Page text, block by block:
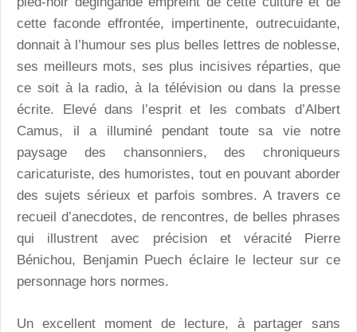
cette faconde effrontée, impertinente, outrecuidante,
donnait à l’humour ses plus belles lettres de noblesse,
ses meilleurs mots, ses plus incisives réparties, que
ce soit à la radio, à la télévision ou dans la presse
écrite. Elevé dans l’esprit et les combats d’Albert
Camus, il a illuminé pendant toute sa vie notre
paysage des chansonniers, des chroniqueurs
caricaturiste, des humoristes, tout en pouvant aborder
des sujets sérieux et parfois sombres. A travers ce
recueil d’anecdotes, de rencontres, de belles phrases
qui illustrent avec précision et véracité Pierre
Bénichou, Benjamin Puech éclaire le lecteur sur ce
personnage hors normes.
Un excellent moment de lecture, à partager sans